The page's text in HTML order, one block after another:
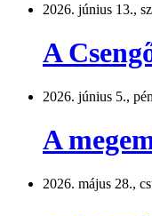
2026. június 13.,
A
2026. június 5.,
A
2026. május 28.,